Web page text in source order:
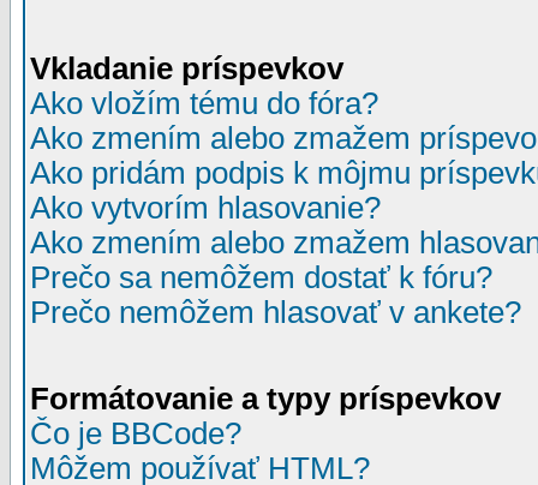
Vkladanie príspevkov
Ako vložím tému do fóra?
Ako zmením alebo zmažem
Ako pridám podpis k môjmu
Ako vytvorím hlasovanie?
Ako zmením alebo zmažem
Prečo sa nemôžem dostať k fóru?
Prečo nemôžem hlasovať v ankete?
Formátovanie a typy príspevkov
Čo je BBCode?
Môžem používať HTML?